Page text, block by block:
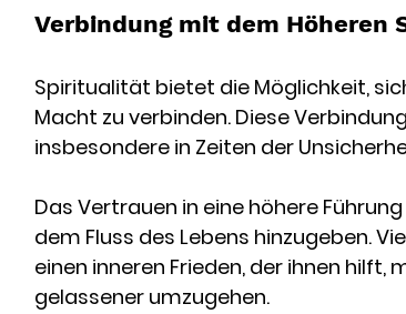
Verbindung mit dem Höheren
Spiritualität bietet die Möglichkeit,
Macht zu verbinden. Diese
insbesondere in Zeiten der
Das Vertrauen in eine höhere
dem Fluss des Lebens hinzugeben.
einen inneren Frieden, der ihnen
gelassener umzugehen.